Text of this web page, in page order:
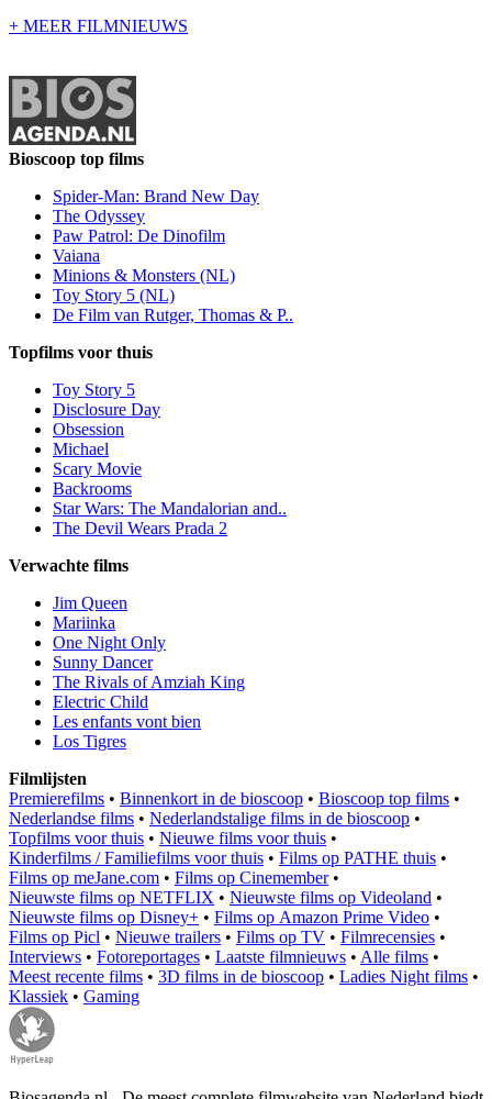
+ MEER FILMNIEUWS
Bioscoop top films
Spider-Man: Brand New Day
The Odyssey
Paw Patrol: De Dinofilm
Vaiana
Minions & Monsters (NL)
Toy Story 5 (NL)
De Film van Rutger, Thomas & P..
Topfilms voor thuis
Toy Story 5
Disclosure Day
Obsession
Michael
Scary Movie
Backrooms
Star Wars: The Mandalorian and..
The Devil Wears Prada 2
Verwachte films
Jim Queen
Mariinka
One Night Only
Sunny Dancer
The Rivals of Amziah King
Electric Child
Les enfants vont bien
Los Tigres
Filmlijsten
Premierefilms • Binnenkort in de bioscoop • Bioscoop top films •
Nederlandse films • Nederlandstalige films in de bioscoop •
Topfilms voor thuis • Nieuwe films voor thuis •
Kinderfilms / Familiefilms voor thuis • Films op PATHE thuis •
Films op meJane.com • Films op Cinemember•
Nieuwste films op NETFLIX • Nieuwste films op Videoland •
Nieuwste films op Disney+ • Films op Amazon Prime Video •
Films op Picl • Nieuwe trailers • Films op TV • Filmrecensies •
Interviews • Fotoreportages • Laatste filmnieuws • Alle films •
Meest recente films • 3D films in de bioscoop • Ladies Night films •
Klassiek • Gaming